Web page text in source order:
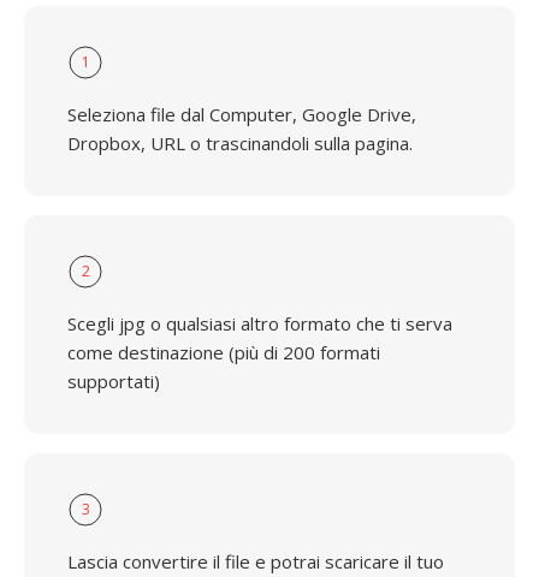
1
Seleziona file dal Computer, Google Drive,
Dropbox, URL o trascinandoli sulla pagina.
2
Scegli jpg o qualsiasi altro formato che ti serva
come destinazione (più di 200 formati
supportati)
3
Lascia convertire il file e potrai scaricare il tuo